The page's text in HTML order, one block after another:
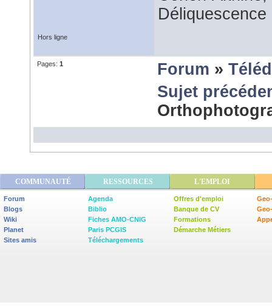
Hors ligne
Pages: 1 Forum »
Sujet
COMMUNAUTÉ RESSOURCES L'EMPLOI
Forum
Blogs
Wiki
Planet
Sites amis
Agenda
Biblio
Fiches AMO-CNIG
Paris PCGIS
Téléchargements
Offres d'emploi
Banque de CV
Formations
Démarche Métiers